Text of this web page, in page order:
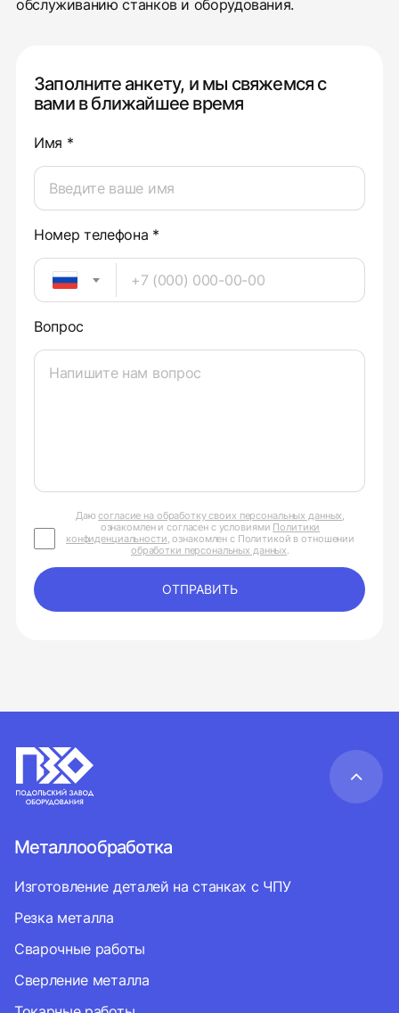
обслуживанию станков и оборудования.
Заполните анкету, и мы свяжемся с
вами в ближайшее время
Имя *
Номер телефона *
Вопрос
Даюсогласие на обработку своих персональных данных,
ознакомлен и согласен с условиями Политики
конфиденциальности, ознакомлен с Политикой в отношении
обработки персональных данных.
ОТПРАВИТЬ
Металлообработка
Изготовление деталей на станках с ЧПУ
Резка металла
Сварочные работы
Сверление металла